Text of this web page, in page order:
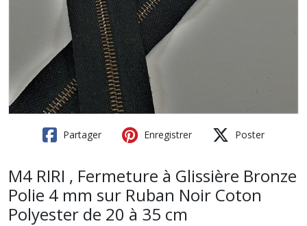
Partager Enregistrer Poster
M4 RIRI , Fermeture à Glissière Bronze
Polie 4 mm sur Ruban Noir Coton
Polyester de 20 à 35 cm